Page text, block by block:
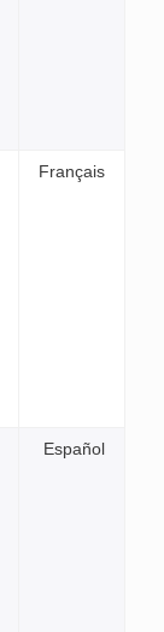
Français
Español